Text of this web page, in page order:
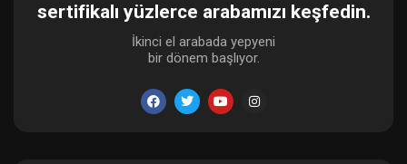
sertifikalı yüzlerce arabamızı keşfedin.
İkinci el arabada yepyeni
bir dönem başlıyor.